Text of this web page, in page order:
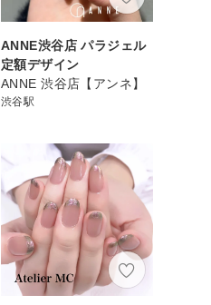
ANNE渋谷店 パラジェル
定額デザイン
ANNE 渋谷店【アンネ】
渋谷駅